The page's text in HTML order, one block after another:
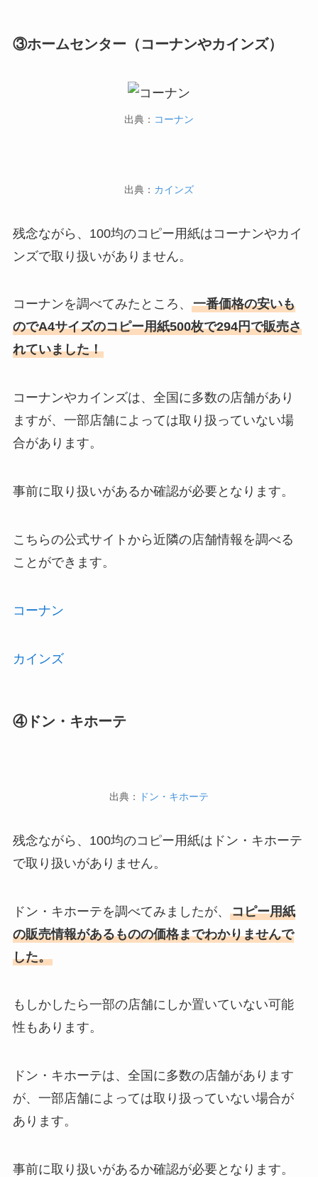
③ホームセンター（コーナンやカインズ）
出典： コーナン
出典： カインズ
残念ながら、100均のコピー用紙はコーナンやカイ
ンズで取り扱いがありません。
コーナンを調べてみたところ、 一番価格の安いも
のでA4サイズのコピー用紙500枚で294円で販売さ
れていました！
コーナンやカインズは、全国に多数の店舗があり
ますが、一部店舗によっては取り扱っていない場
合があります。
事前に取り扱いがあるか確認が必要となります。
こちらの公式サイトから近隣の店舗情報を調べる
ことができます。
コーナン
カインズ
④ドン・キホーテ
出典： ドン・キホーテ
残念ながら、100均のコピー用紙はドン・キホーテ
で取り扱いがありません。
ドン・キホーテを調べてみましたが、 コピー用紙
の販売情報があるものの価格までわかりませんで
した。
もしかしたら一部の店舗にしか置いていない可能
性もあります。
ドン・キホーテは、全国に多数の店舗があります
が、一部店舗によっては取り扱っていない場合が
あります。
事前に取り扱いがあるか確認が必要となります。